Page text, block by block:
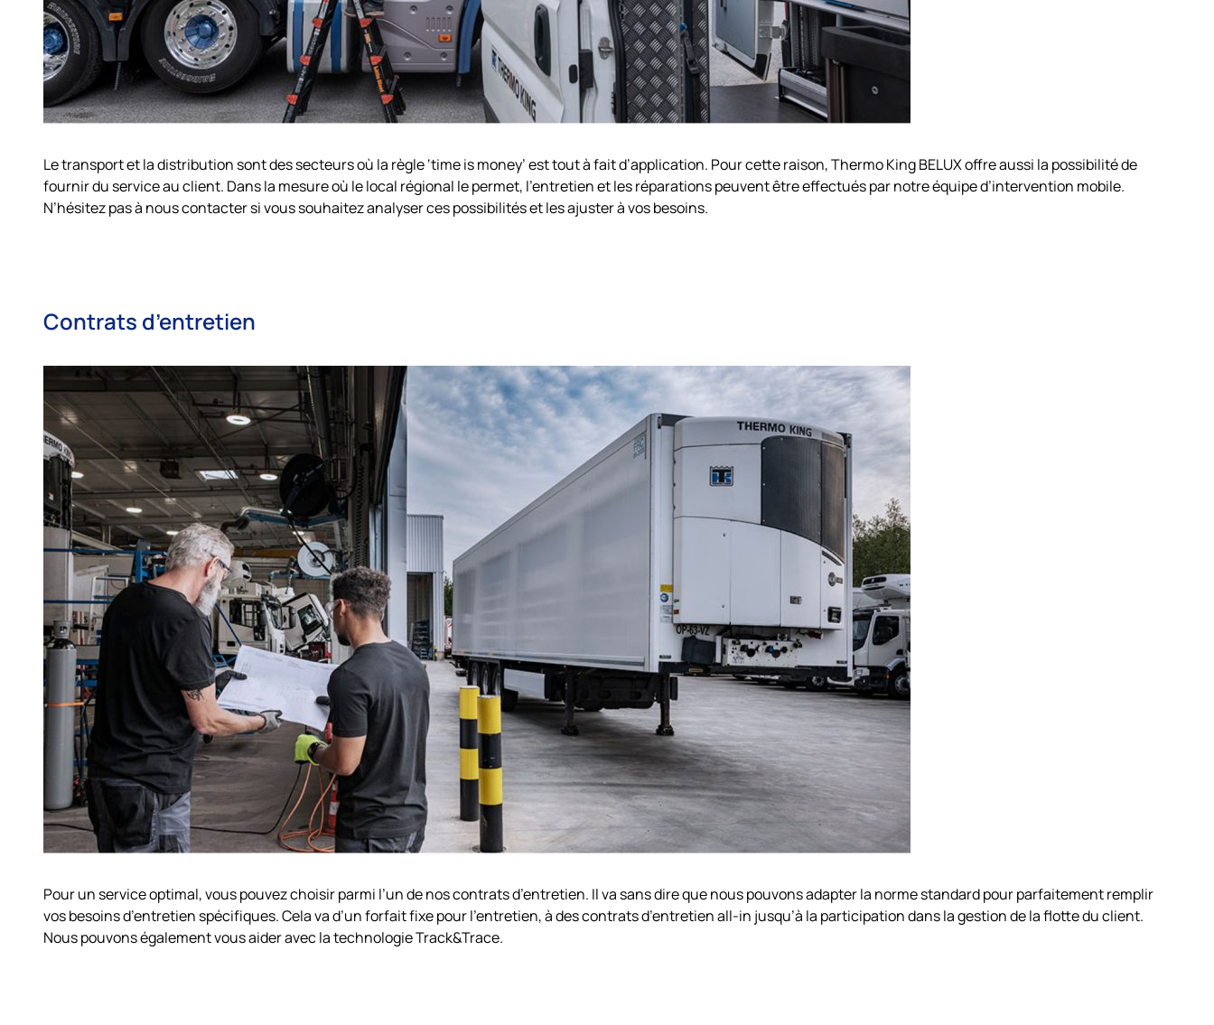
Le transport et la distribution sont des secteurs où la règle ‘time is money’ est tout à fait d’application. Pour cette raison, Thermo King BELUX offre aussi la possibilité de
fournir du service au client. Dans la mesure où le local régional le permet, l’entretien et les réparations peuvent être effectués par notre équipe d’intervention mobile.
N’hésitez pas à nous contacter si vous souhaitez analyser ces possibilités et les ajuster à vos besoins.
Contrats d’entretien
Pour un service optimal, vous pouvez choisir parmi l’un de nos contrats d’entretien. Il va sans dire que nous pouvons adapter la norme standard pour parfaitement remplir
vos besoins d’entretien spécifiques. Cela va d’un forfait fixe pour l’entretien, à des contrats d’entretien all-in jusqu’à la participation dans la gestion de la flotte du client.
Nous pouvons également vous aider avec la technologie Track&Trace.